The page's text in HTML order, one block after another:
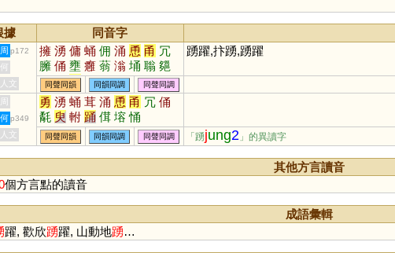
據 同音字
周 p172 擁 湧 傭 蛹 佣 涌 恿 甬 冗
臃 俑 壅 癰 蓊 滃 埇 聬 郺
瞈 暡 踊 塕
踴躍,抃踴,踴躍
何
人文 同聲同韻 同韻同調 同聲同調
周 勇 湧 蛹 茸 涌 恿 甬 冗 俑
氄 臾 軵 踊 傇 塎 悀
何 p349
人文 同聲同韻 同韻同調 同聲同調 「踴jung2 」的異讀字
其他方言讀音
個方言點的讀音
成語彙輯
躍, 歡欣踴躍, 山動地踴…